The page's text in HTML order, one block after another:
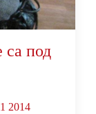
са под
2014